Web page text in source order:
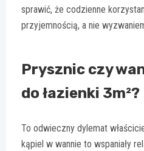
sprawić, że codzienne
przyjemnością, a nie
Prysznic czy
do łazienki 3m²?
To odwieczny dylemat
kąpiel w wannie to wspaniały